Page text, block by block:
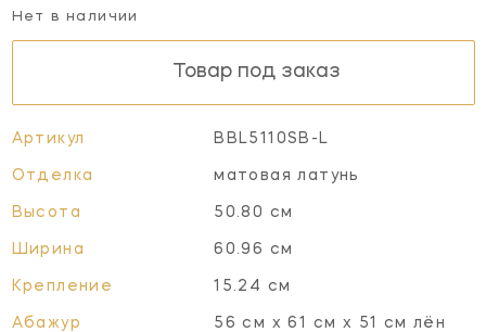
Нет в наличии
Товар под заказ
Артикул BBL5110SB-L
Отделка матовая латунь
Высота 50.80 см
Ширина 60.96 см
Крепление 15.24 см
Абажур 56 см x 61 см x 51 см лён